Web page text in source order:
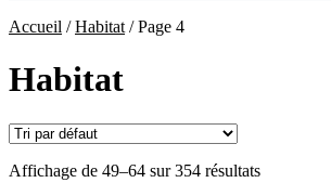
Accueil /Habitat /Page 4
Habitat
Affichage de 49–64 sur 354 résultats